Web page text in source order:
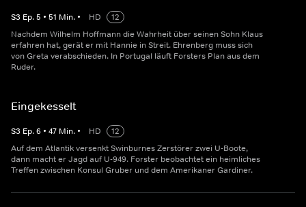
S3 Ep.5 • 51 Min. • HD
12
Nachdem Wilhelm Hoffmann die Wahrheit über seinen Sohn Klaus
erfahren hat, gerät er mit Hannie in Streit. Ehrenberg muss sich
von Greta verabschieden. In Portugal läuft Forsters Plan aus dem
Ruder.
Eingekesselt
S3 Ep.6 • 47 Min. • HD
12
Auf dem Atlantik versenkt Swinburnes Zerstörer zwei U-Boote,
dann macht er Jagd auf U-949. Forster beobachtet ein heimliches
Treffen zwischen Konsul Gruber und dem Amerikaner Gardiner.